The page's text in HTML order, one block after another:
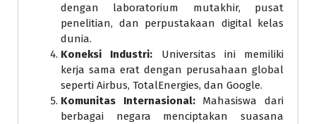
dengan laboratorium mutakhir, pusat
penelitian, dan perpustakaan digital kelas
dunia.
Koneksi Industri: Universitas ini memiliki
kerja sama erat dengan perusahaan global
seperti Airbus, TotalEnergies, dan Google.
Komunitas Internasional:Mahasiswa dari
berbagai negara menciptakan suasana